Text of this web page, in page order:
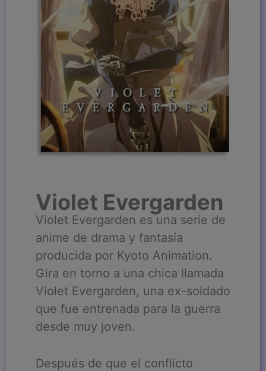
Violet Evergarden
Violet Evergarden es una serie de
anime de drama y fantasía
producida por Kyoto Animation.
Gira en torno a una chica llamada
Violet Evergarden, una ex-soldado
que fue entrenada para la guerra
desde muy joven.
Después de que el conflicto